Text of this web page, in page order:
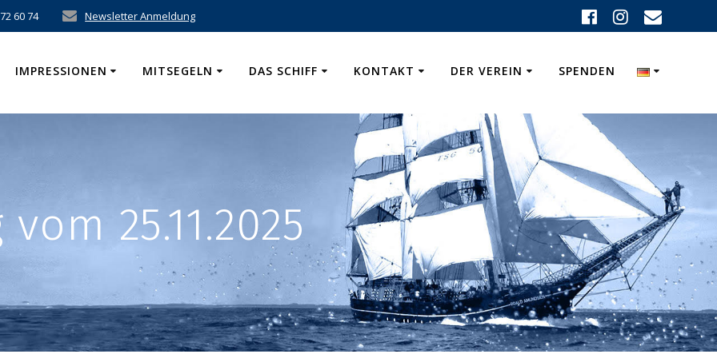
60 74 Newsletter Anmeldung
IMPRESSIONEN MITSEGELN DAS SCHIFF KONTAKT DER VEREIN SPENDEN
25.11.2025